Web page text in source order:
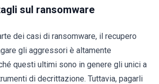
sul ransomware
dei casi di ransomware, il recupero
gli aggressori è altamente
questi ultimi sono in genere gli unici a
di decrittazione. Tuttavia, pagarli